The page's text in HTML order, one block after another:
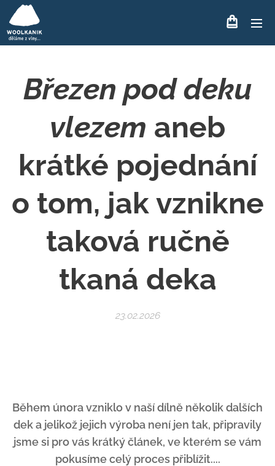
Březen pod deku
vlezem aneb
krátké pojednání
o tom, jak vznikne
taková ručně
tkaná deka
23.02.2026
Během února vzniklo v naší dílně několik dalších
dek a jelikož jejich výroba není jen tak, připravily
jsme si pro vás krátký článek, ve kterém se vám
pokusíme celý proces přiblížit....